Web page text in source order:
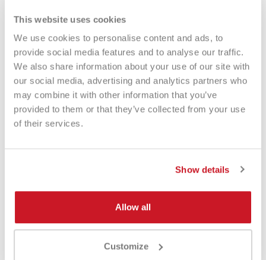
This website uses cookies
We use cookies to personalise content and ads, to
provide social media features and to analyse our traffic.
We also share information about your use of our site with
our social media, advertising and analytics partners who
may combine it with other information that you’ve
provided to them or that they’ve collected from your use
of their services.
Show details
Allow all
Customize
Quicksan Waya 2025 Marcella
Vita
€ 239,00
Quicksand Alien 2025
€ 239,00
€ 159,90